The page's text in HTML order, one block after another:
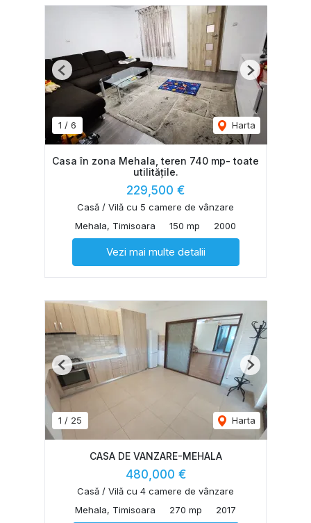
1 / 6 Harta
Previous Next
Casa în zona Mehala, teren 740 mp- toate
utilitățile.
229,500 €
Casă / Vilă cu 5 camere de vânzare
Mehala, Timisoara
150 mp 2000
Vezi mai multe detalii
1 / 25 Harta
Previous Next
CASA DE VANZARE-MEHALA
480,000 €
Casă / Vilă cu 4 camere de vânzare
Mehala, Timisoara
270 mp 2017